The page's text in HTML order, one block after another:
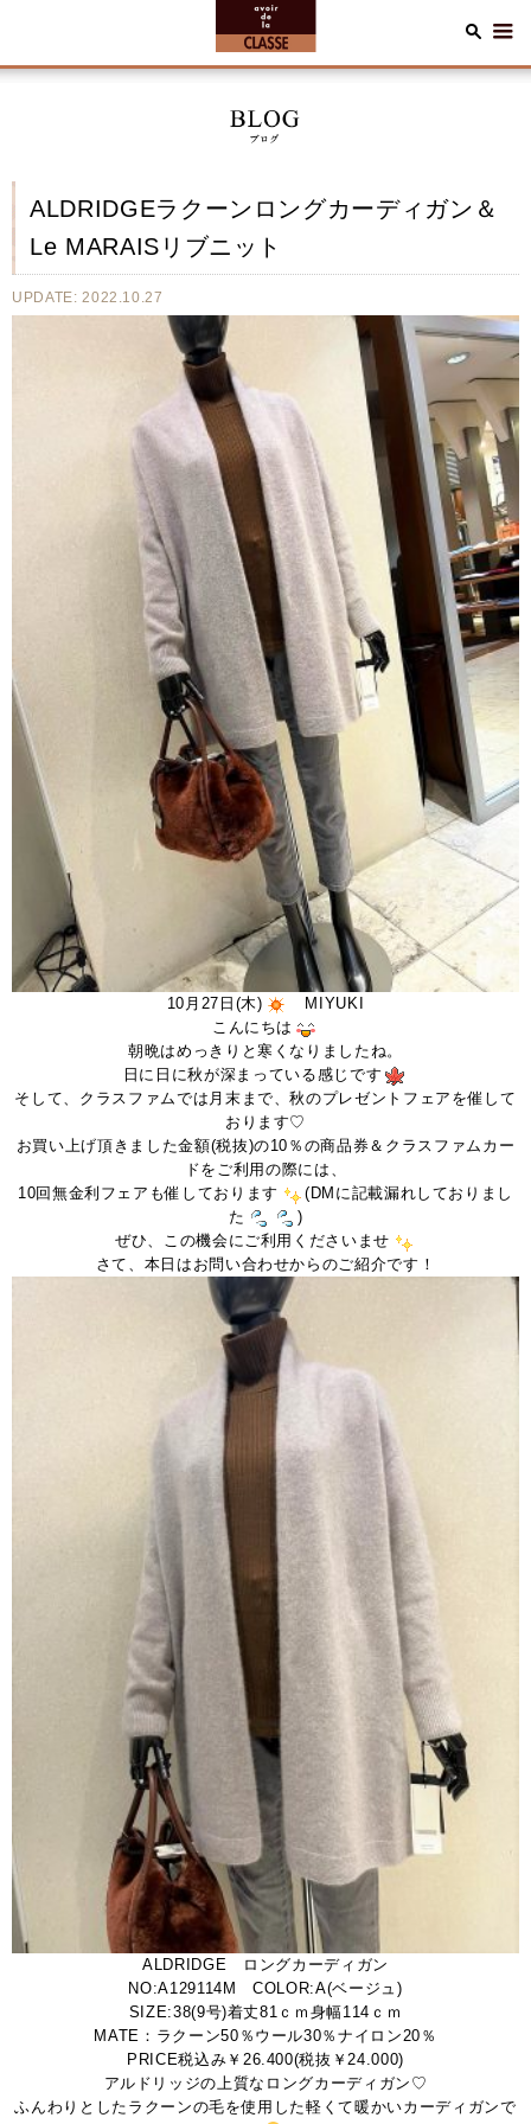
ALDRIDGEラクーンロングカーディガン＆
Le MARAISリブニット
UPDATE: 2022.10.27
10月27日(木)
MIYUKI
こんにちは
朝晩はめっきりと寒くなりましたね。
日に日に秋が深まっている感じです
そして、クラスファムでは月末まで、秋のプレゼントフェアを催して
おります♡
お買い上げ頂きました金額(税抜)の10％の商品券＆クラスファムカー
ドをご利用の際には、
10回無金利フェアも催しております
(DMに記載漏れしておりまし
た
)
ぜひ、この機会にご利用くださいませ
さて、本日はお問い合わせからのご紹介です！
ALDRIDGE ロングカーディガン
NO:A129114M COLOR:A(ベージュ)
SIZE:38(9号)着丈81ｃｍ身幅114ｃｍ
MATE：ラクーン50％ウール30％ナイロン20％
PRICE税込み￥26.400(税抜￥24.000)
アルドリッジの上質なロングカーディガン♡
ふんわりとしたラクーンの毛を使用した軽くて暖かいカーディガンで